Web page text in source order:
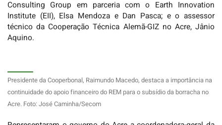
Consulting Group em parceria com o Earth Innovation
Institute (EII), Elsa Mendoza e Dan Pasca; e o assessor
técnico da Cooperação Técnica Alemã-GIZ no Acre, Jânio
Aquino.
Presidente da Cooperbonal, Raimundo Macedo, destaca a importância na
continuidade do apoio financeiro do REM para o subsídio da borracha no
Acre. Foto: José Caminha/Secom